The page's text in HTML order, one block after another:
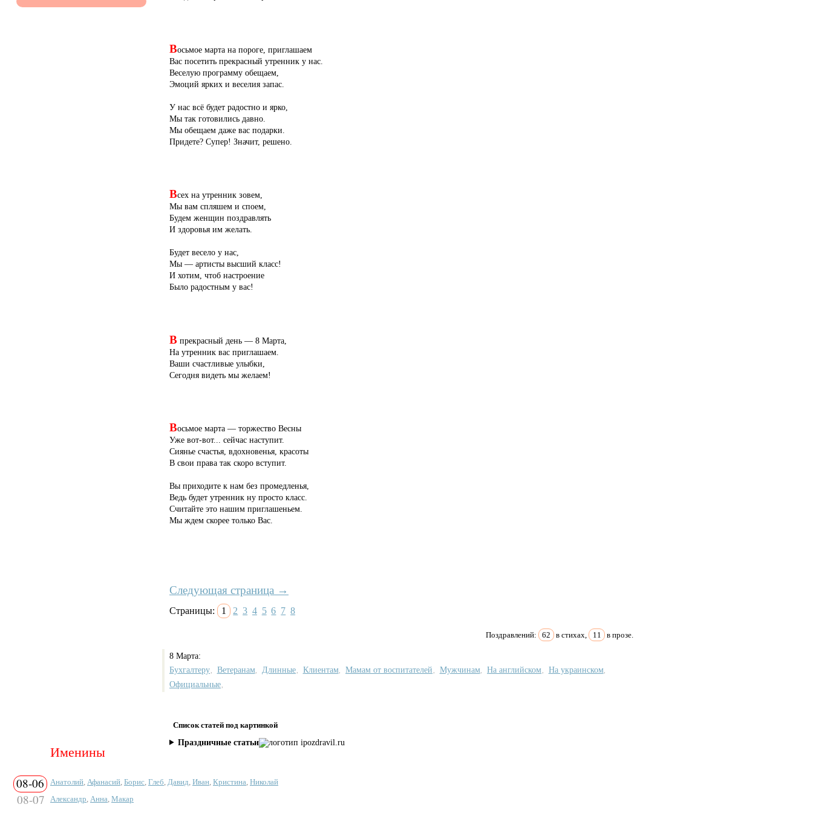
Восьмое марта на пороге, приглашаем
Вас посетить прекрасный утренник у нас.
Веселую программу обещаем,
Эмоций ярких и веселия запас.
У нас всё будет радостно и ярко,
Мы так готовились давно.
Мы обещаем даже вас подарки.
Придете? Супер! Значит, решено.
Всех на утренник зовем,
Мы вам спляшем и споем,
Будем женщин поздравлять
И здоровья им желать.
Будет весело у нас,
Мы — артисты высший класс!
И хотим, чтоб настроение
Было радостным у вас!
В прекрасный день — 8 Марта,
На утренник вас приглашаем.
Ваши счастливые улыбки,
Сегодня видеть мы желаем!
Восьмое марта — торжество Весны
Уже вот-вот... сейчас наступит.
Сиянье счастья, вдохновенья, красоты
В свои права так скоро вступит.
Вы приходите к нам без промедленья,
Ведь будет утренник ну просто класс.
Считайте это нашим приглашеньем.
Мы ждем скорее только Вас.
Следующая страница →
Страницы: 1 2 3 4 5 6 7 8
Поздравлений: 62 в стихах, 11 в прозе.
8 Марта:
Бухгалтеру
Ветеранам Длинные Клиентам Мамам от воспитателей Мужчинам На английском На украинском
Официальные
Список статей под картинкой
Праздничные статьи
Именины
08-06 Анатолий Афанасий Борис Глеб Давид Иван Кристина Николай
08-07 Александр Анна Макар